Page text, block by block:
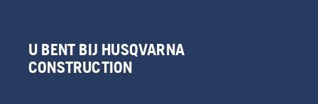
U BENT BIJ HUSQVARNA
CONSTRUCTION